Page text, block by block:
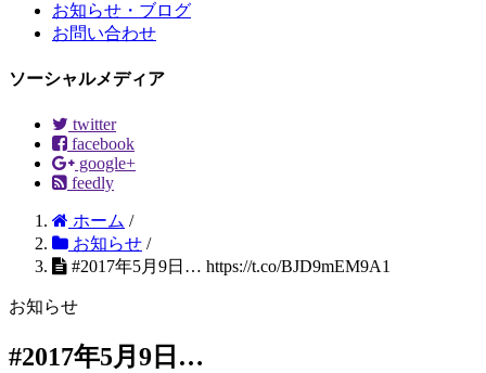
お知らせ・ブログ
お問い合わせ
ソーシャルメディア
twitter
facebook
google+
feedly
ホーム /
お知らせ /
#2017年5月9日… https://t.co/BJD9mEM9A1
お知らせ
#2017年5月9日…